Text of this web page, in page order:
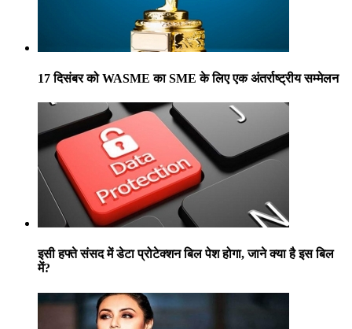
17 दिसंबर को WASME का SME के लिए एक अंतर्राष्ट्रीय सम्मेलन
इसी हफ्ते संसद में डेटा प्रोटेक्शन बिल पेश होगा, जाने क्या है इस बिल
में?